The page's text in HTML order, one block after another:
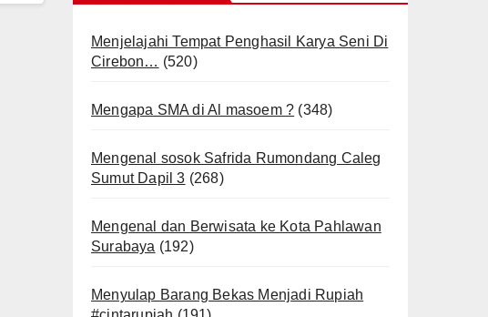
Menjelajahi Tempat Penghasil Karya Seni Di
Cirebon… (520)
Mengapa SMA di Al masoem ? (348)
Mengenal sosok Safrida Rumondang Caleg
Sumut Dapil 3 (268)
Mengenal dan Berwisata ke Kota Pahlawan
Surabaya (192)
Menyulap Barang Bekas Menjadi Rupiah